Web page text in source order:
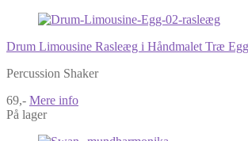
Drum Limousine Rasleæg i Håndmalet Træ
Percussion Shaker
69,- Mere info
På lager